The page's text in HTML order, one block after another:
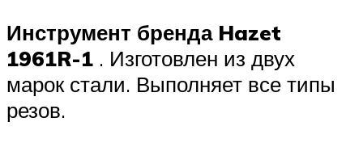
Инструмент бренда Hazet
1961R-1 . Изготовлен из двух
марок стали. Выполняет все типы
резов.